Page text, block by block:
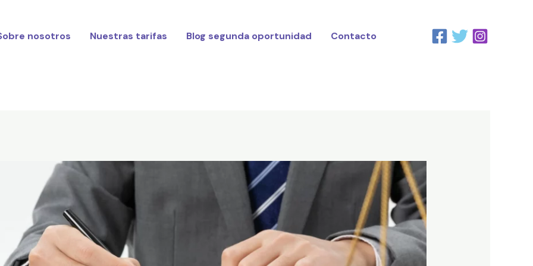
nosotros Nuestras tarifas Blog segunda oportunidad Contacto